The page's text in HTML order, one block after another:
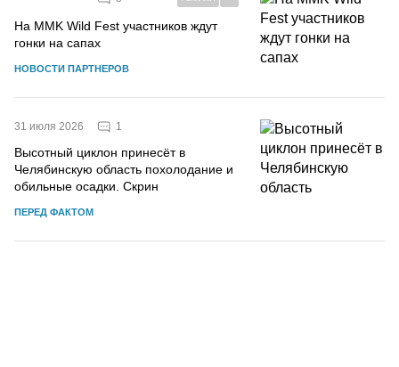
На MMK Wild Fest участников ждут
гонки на сапах
НОВОСТИ ПАРТНЕРОВ
31 июля 2026 1
Высотный циклон принесёт в
Челябинскую область похолодание и
обильные осадки. Скрин
ПЕРЕД ФАКТОМ